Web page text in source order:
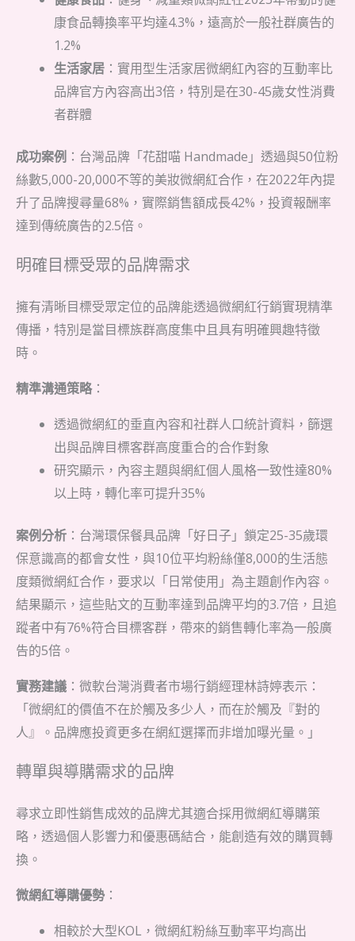
康食品轉換率平均達4.3%，遠高於一般社群廣告的
1.2%
生活家居 ：實用型生活家居微網紅內容的互動率比
品牌官方內容高出3倍，特別是在30-45歲女性消費
者群體
成功案例 ：台灣品牌「花甜喵 Handmade」透過與50位粉
絲數5,000-20,000不等的美妝微網紅合作，在2022年內提
升了品牌搜尋量68%，實際銷售額成長42%，投資報酬率
達到傳統廣告的2.5倍。
明確目標受眾的品牌需求
擁有清晰目標受眾定位的品牌能透過微網紅行銷實現精準
傳播，特別是當目標族群高度集中且具有明確興趣特徵
時。
精準溝通策略：
透過微網紅的垂直內容和社群人口統計資料，篩選
出與品牌目標客群高度重合的合作對象
研究顯示，內容主題與網紅個人風格一致性達80%
以上時，轉化率可提升35%
案例分析 ：台灣環保餐具品牌「好日子」鎖定25-35歲環
保意識高的都會女性，與10位平均粉絲僅8,000的生活態
度類微網紅合作，要求以「日常使用」為主題創作內容。
結果顯示，這些貼文的互動率達到品牌平均的3.7倍，且追
蹤者中有76%符合目標客群，帶來的銷售轉化率為一般廣
告的5倍。
實務建議 ：微軟台灣消費者市場行銷經理林詩婷表示：
「微網紅的價值不在於觸及多少人，而在於觸及『對的
人』。品牌應投資更多在網紅選擇而非增加曝光量。」
轉單與導購需求的品牌
尋求立即性銷售成效的品牌尤其適合採用微網紅導購策
略，透過個人影響力和優惠碼結合，能創造有效的購買轉
換。
微網紅導購優勢：
相較於大型KOL，微網紅粉絲互動率平均高出